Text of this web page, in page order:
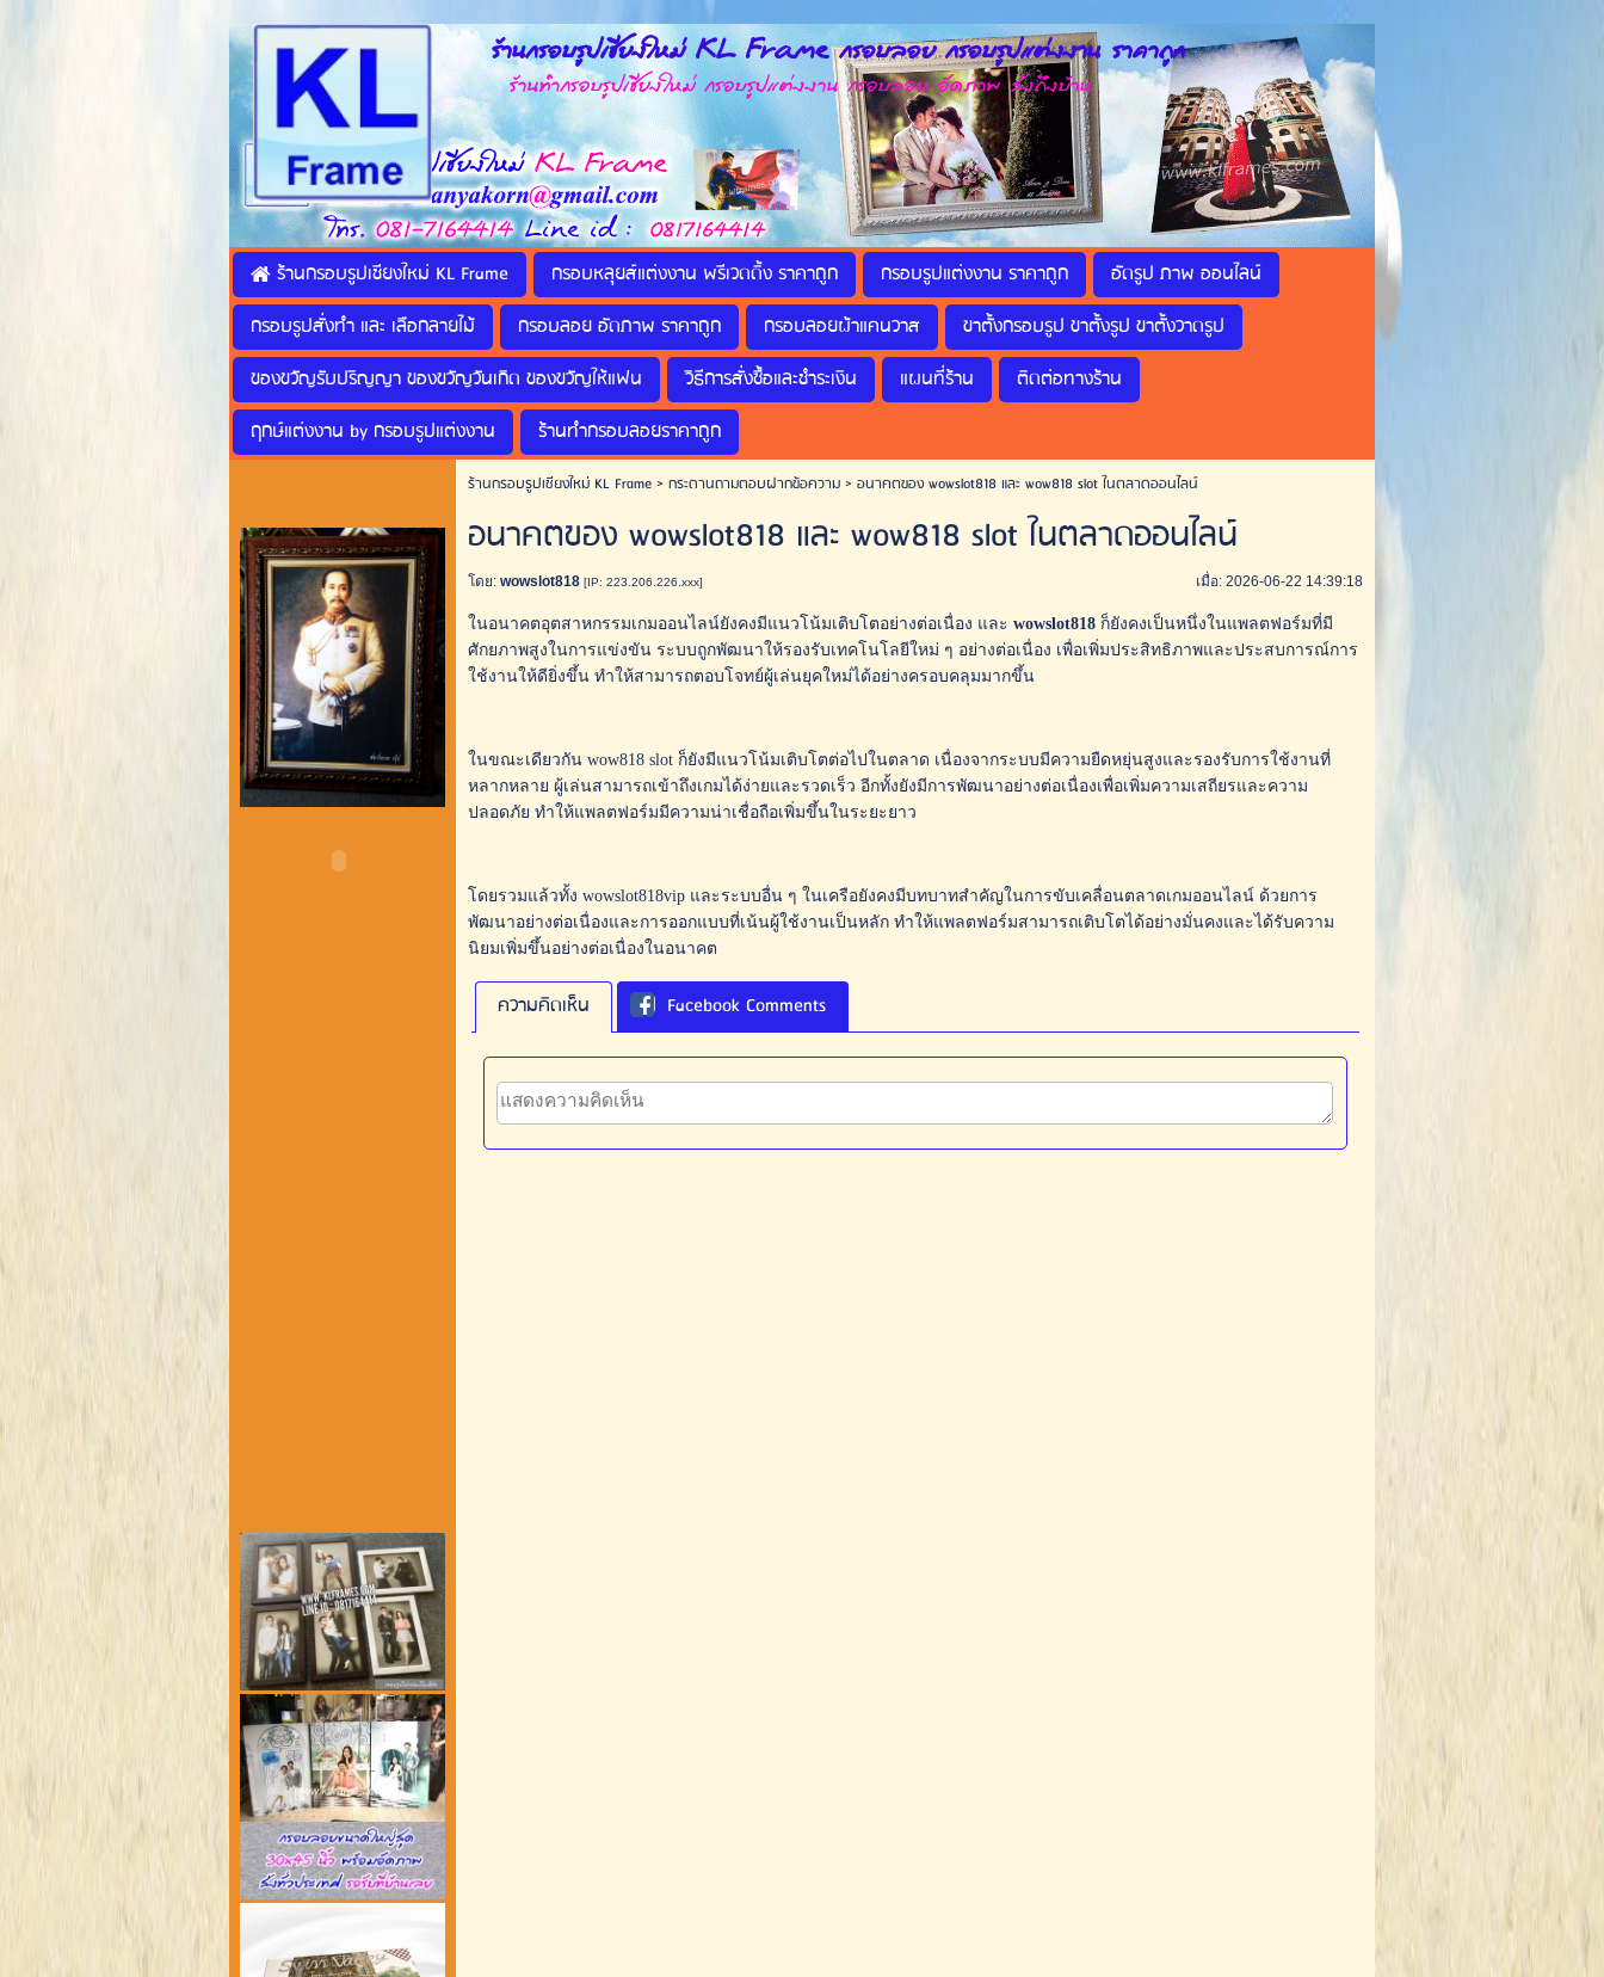
ร้านกรอบรูปเชียงใหม่ KL Frame กรอบลอย กรอบรูปแต่งงาน ราคาถูก
ร้านทำกรอบรูปเชียงใหม่ กรอบรูปแต่งงาน กรอบลอย อัดภาพ ส่งถึงบ้าน
ร้านกรอบรูปเชียงใหม่ KL Frame กรอบหลุยส์แต่งงาน พรีเวดดิ้ง ราคาถูก กรอบรูปแต่งงาน ราคาถูก
อัดรูป ภาพ ออนไลน์
กรอบรูปสั่งทำ และ เลือกลายไม้
กรอบลอย อัดภาพ ราคาถูก กรอบลอยผ้าแคนวาส
ขาตั้งกรอบรูป ขาตั้งรูป ขาตั้งวาดรูป
ของขวัญรับปริญญา ของขวัญวันเกิด ของขวัญให้แฟน
วิธีการสั่งซื้อและชำระเงิน แผนที่ร้าน
ติดต่อทางร้าน
ฤกษ์แต่งงาน by กรอบรูปแต่งงาน
ร้านทำกรอบลอยราคาถูก
ร้านกรอบรูปเชียงใหม่ KL Frame> กระดานถามตอบฝากข้อความ> อนาคตของ wowslot818 และ wow818 slot ในตลาดออนไลน์
อนาคตของ wowslot818 และ wow818 slot ในตลาดออนไลน์
โดย:wowslot818 [IP: 223.206.226.xxx] เมื่อ: 2026-06-22 14:39:18
ในอนาคตอุตสาหกรรมเกมออนไลน์ยังคงมีแนวโน้มเติบโตอย่างต่อเนื่อง และ wowslot818ก็ยังคงเป็นหนึ่งในแพลตฟอร์มที่มี
ศักยภาพสูงในการแข่งขัน ระบบถูกพัฒนาให้รองรับเทคโนโลยีใหม่ ๆ อย่างต่อเนื่อง เพื่อเพิ่มประสิทธิภาพและประสบการณ์การ
ใช้งานให้ดียิ่งขึ้น ทำให้สามารถตอบโจทย์ผู้เล่นยุคใหม่ได้อย่างครอบคลุมมากขึ้น
ในขณะเดียวกัน wow818 slot ก็ยังมีแนวโน้มเติบโตต่อไปในตลาด เนื่องจากระบบมีความยืดหยุ่นสูงและรองรับการใช้งานที่
หลากหลาย ผู้เล่นสามารถเข้าถึงเกมได้ง่ายและรวดเร็ว อีกทั้งยังมีการพัฒนาอย่างต่อเนื่องเพื่อเพิ่มความเสถียรและความ
ปลอดภัย ทำให้แพลตฟอร์มมีความน่าเชื่อถือเพิ่มขึ้นในระยะยาว
โดยรวมแล้วทั้ง wowslot818vip และระบบอื่น ๆ ในเครือยังคงมีบทบาทสำคัญในการขับเคลื่อนตลาดเกมออนไลน์ ด้วยการ
พัฒนาอย่างต่อเนื่องและการออกแบบที่เน้นผู้ใช้งานเป็นหลัก ทำให้แพลตฟอร์มสามารถเติบโตได้อย่างมั่นคงและได้รับความ
นิยมเพิ่มขึ้นอย่างต่อเนื่องในอนาคต
ความคิดเห็น Facebook Comments